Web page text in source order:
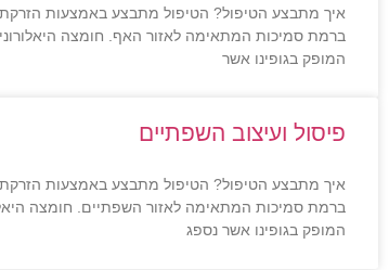
איך מתבצע הטיפול? הטיפול מתבצע באמצעות הזרקת
ברמת סמיכות המתאימה לאזור האף. חומצה
המופק בגופינו אשר
פיסול ועיצוב השפתיים
איך מתבצע הטיפול? הטיפול מתבצע באמצעות הזרקת
ברמת סמיכות המתאימה לאזור השפתיים. חומצה
המופק בגופינו אשר נספג